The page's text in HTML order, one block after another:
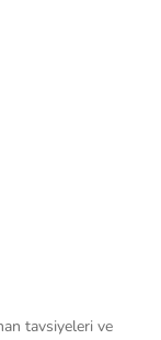
tavsiyeleri ve